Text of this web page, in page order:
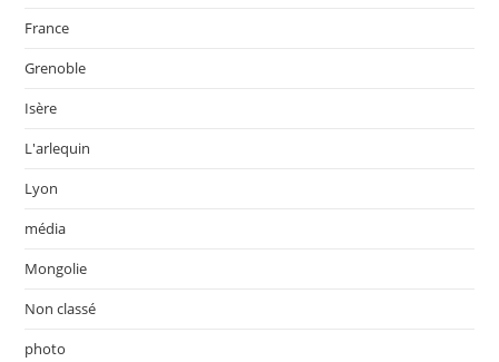
France
Grenoble
Isère
L'arlequin
Lyon
média
Mongolie
Non classé
photo